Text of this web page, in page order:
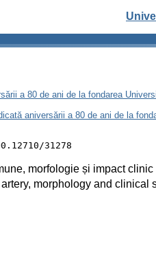
a 80 de ani de la fondarea
aniversării a 80 de ani de la
31278
morfologie și impact clinic
morphology and clinical